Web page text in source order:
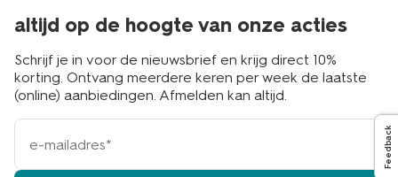
altijd op de hoogte van onze acties
Schrijf je in voor de nieuwsbrief en krijg direct 10%
korting. Ontvang meerdere keren per week de laatste
(online) aanbiedingen. Afmelden kan altijd.
e-
mailadres
Feedback